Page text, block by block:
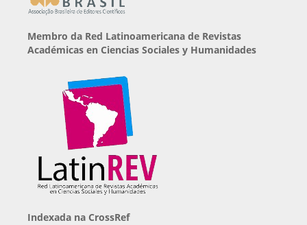
Membro da Red Latinoamericana de Revistas
Académicas en Ciencias Sociales y Humanidades
Indexada na CrossRef